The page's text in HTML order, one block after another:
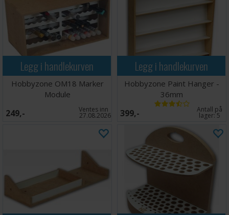
Legg i handlekurven
Hobbyzone OM18 Marker
Module
249,- Ventes inn
27.08.2026
Legg i handlekurven
Hobbyzone Paint Hanger -
36mm
399,- Antall på
lager:5